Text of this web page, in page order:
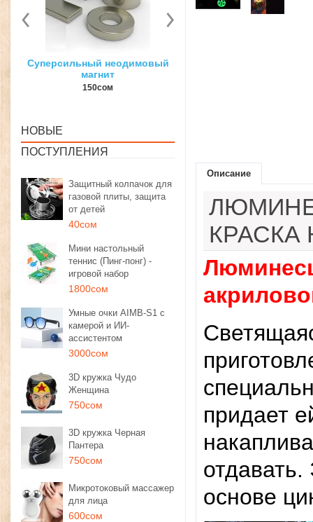
3D ручка для объемного
рисования
1350сом 1190сом
НОВЫЕ
ПОСТУПЛЕНИЯ
Защитный колпачок для
газовой плиты, защита
от детей
40сом
Мини настольный
теннис (Пинг-понг) -
игровой набор
1800сом
Умные очки AIMB-S1 с
камерой и ИИ-
ассистентом
3000сом
3D кружка Чудо
Женщина
750сом
3D кружка Черная
Пантера
750сом
Микротоковый массажер
для лица
600сом
Описание
придает
основе